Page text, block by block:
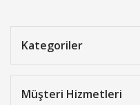
Kategoriler
Müşteri Hizmetleri